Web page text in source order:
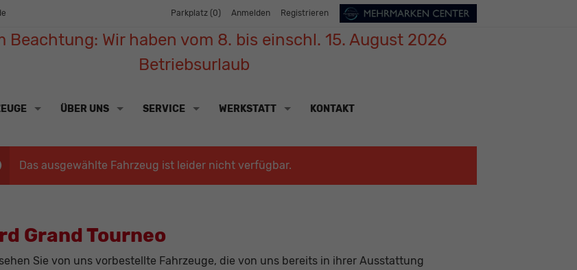
Parkplatz (0) Anmelden Registrieren
Beachtung: Wir haben vom 8. bis einschl. 15. August 2026
Betriebsurlaub
ÜBER UNS SERVICE WERKSTATT KONTAKT
Das ausgewählte Fahrzeug ist leider nicht verfügbar.
Grand Tourneo
Sie von uns vorbestellte Fahrzeuge, die von uns bereits in ihrer Ausstattung